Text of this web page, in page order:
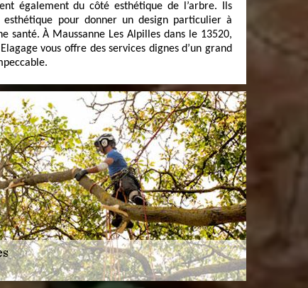
également du côté esthétique de l’arbre. Ils
pour donner un design particulier à
santé. À Maussanne Les Alpilles dans le 13520,
vous offre des services dignes d’un grand